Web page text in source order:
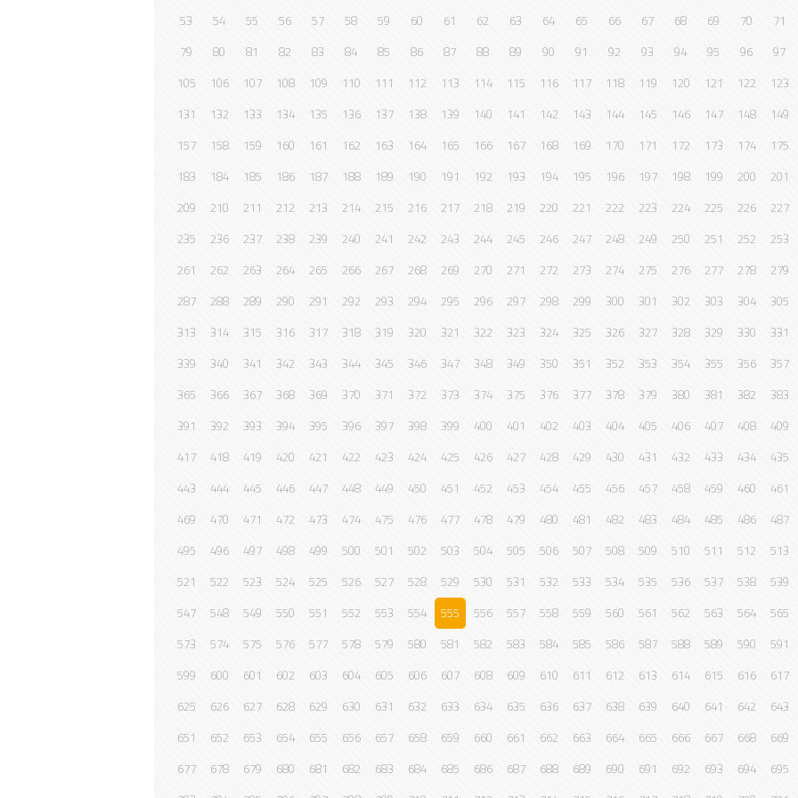
53 54 55 56 57 58 59 60 61 62 63 64 65 66 67 68 69 70
71
79
80 81 82 83 84 85 86 87 88 89 90 91 92 93 94 95 96
97
105
106 107 108 109 110 111 112 113 114 115 116 117 118 119 120 121 122
123
131
132 133 134 135 136 137 138 139 140 141 142 143 144 145 146 147 148
149
157
158 159 160 161 162 163 164 165 166 167 168 169 170 171 172 173 174
175
183
184 185 186 187 188 189 190 191 192 193 194 195 196 197 198 199 200
201
209
210 211 212 213 214 215 216 217 218 219 220 221 222 223 224 225 226
227
235
236 237 238 239 240 241 242 243 244 245 246 247 248 249 250 251 252
253
261
262 263 264 265 266 267 268 269 270 271 272 273 274 275 276 277 278
279
287
288 289 290 291 292 293 294 295 296 297 298 299 300 301 302 303 304
305
313
314 315 316 317 318 319 320 321 322 323 324 325 326 327 328 329 330
331
339
340 341 342 343 344 345 346 347 348 349 350 351 352 353 354 355 356
357
365
366 367 368 369 370 371 372 373 374 375 376 377 378 379 380 381 382
383
391
392 393 394 395 396 397 398 399 400 401 402 403 404 405 406 407 408
409
417
418 419 420 421 422 423 424 425 426 427 428 429 430 431 432 433 434
435
443
444 445 446 447 448 449 450 451 452 453 454 455 456 457 458 459 460
461
469
470 471 472 473 474 475 476 477 478 479 480 481 482 483 484 485 486
487
495
496 497 498 499 500 501 502 503 504 505 506 507 508 509 510 511 512
513
521
522 523 524 525 526 527 528 529 530 531 532 533 534 535 536 537 538
539
547
548 549 550 551 552 553 554 555 556 557 558 559 560 561 562 563 564
565
573
574 575 576 577 578 579 580 581 582 583 584 585 586 587 588 589 590
591
599
600 601 602 603 604 605 606 607 608 609 610 611 612 613 614 615 616
617
625
626 627 628 629 630 631 632 633 634 635 636 637 638 639 640 641 642
643
651
652 653 654 655 656 657 658 659 660 661 662 663 664 665 666 667 668
669
677
678 679 680 681 682 683 684 685 686 687 688 689 690 691 692 693 694
695